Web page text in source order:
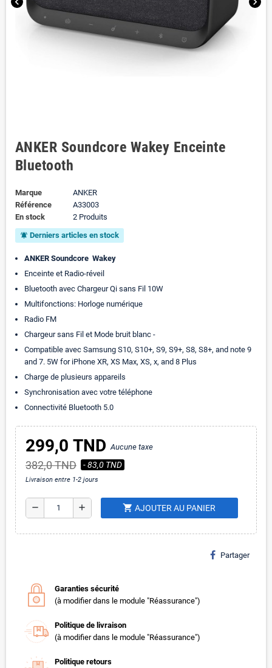
ANKER Soundcore Wakey Enceinte
Bluetooth
Marque
ANKER
Référence
A33003
En stock
2 Produits
notifications_active Derniers articles en stock
ANKER Soundcore Wakey
Enceinte et Radio-réveil
Bluetooth avec Chargeur Qi sans Fil 10W
Multifonctions: Horloge numérique
Radio FM
Chargeur sans Fil et Mode bruit blanc -
Compatible avec Samsung S10, S10+, S9, S9+, S8, S8+, and note 9
and 7. 5W for iPhone XR, XS Max, XS, x, and 8 Plus
Charge de plusieurs appareils
Synchronisation avec votre téléphone
Connectivité Bluetooth 5.0
299,0 TNDAucune taxe
382,0 TND - 83,0 TND
Livraison entre 1-2 jours
remove add shopping_cart AJOUTER AU PANIER
Partager
Garanties sécurité
(à modifier dans le module "Réassurance")
Politique de livraison
(à modifier dans le module "Réassurance")
Politique retours